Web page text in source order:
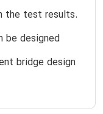
the test results.
be designed
bridge design